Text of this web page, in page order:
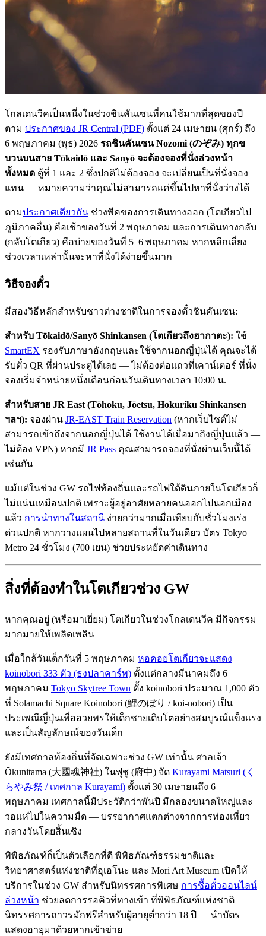
โกลเดนวีคเป็นหนึ่งในช่วงชินคันเซนที่คนใช้มากที่สุดของปี
ตาม ประกาศของ JR Central (PDF) ตั้งแต่ 24 เมษายน (ศุกร์) ถึง
6 พฤษภาคม (พุธ) 2026 รถชินคันเซน Nozomi (のぞみ) ทุกข
บวนบนสาย Tōkaidō และ Sanyō จะต้องจองที่นั่งล่วงหน้า
ทั้งหมด ตู้ที่ 1 และ 2 ซึ่งปกติไม่ต้องจอง จะเปลี่ยนเป็นที่นั่งจอง
แทน — หมายความว่าคุณไม่สามารถแค่ขึ้นไปหาที่นั่งว่างได้
ตามประกาศเดียวกัน ช่วงพีคของการเดินทางออก (โตเกียวไป
ภูมิภาคอื่น) คือเช้าของวันที่ 2 พฤษภาคม และการเดินทางกลับ
(กลับโตเกียว) คือบ่ายของวันที่ 5–6 พฤษภาคม หากหลีกเลี่ยง
ช่วงเวลาเหล่านั้นจะหาที่นั่งได้ง่ายขึ้นมาก
วิธีจองตั๋ว
มีสองวิธีหลักสำหรับชาวต่างชาติในการจองตั๋วชินคันเซน:
สำหรับ Tōkaidō/Sanyō Shinkansen (โตเกียวถึงฮากาตะ): ใช้
SmartEX รองรับภาษาอังกฤษและใช้จากนอกญี่ปุ่นได้ คุณจะได้
รับตั๋ว QR ที่ผ่านประตูได้เลย — ไม่ต้องต่อแถวที่เคาน์เตอร์ ที่นั่ง
จองเริ่มจำหน่ายหนึ่งเดือนก่อนวันเดินทางเวลา 10:00 น.
สำหรับสาย JR East (Tōhoku, Jōetsu, Hokuriku Shinkansen
ฯลฯ): จองผ่าน JR-EAST Train Reservation (หากเว็บไซต์ไม่
สามารถเข้าถึงจากนอกญี่ปุ่นได้ ใช้งานได้เมื่อมาถึงญี่ปุ่นแล้ว —
ไม่ต้อง VPN) หากมี JR Pass คุณสามารถจองที่นั่งผ่านเว็บนี้ได้
เช่นกัน
แม้แต่ในช่วง GW รถไฟท้องถิ่นและรถไฟใต้ดินภายในโตเกียวก็
ไม่แน่นเหมือนปกติ เพราะผู้อยู่อาศัยหลายคนออกไปนอกเมือง
แล้ว การนำทางในสถานี ง่ายกว่ามากเมื่อเทียบกับชั่วโมงเร่ง
ด่วนปกติ หากวางแผนไปหลายสถานที่ในวันเดียว บัตร Tokyo
Metro 24 ชั่วโมง (700 เยน) ช่วยประหยัดค่าเดินทาง
สิ่งที่ต้องทำในโตเกียวช่วง GW
หากคุณอยู่ (หรือมาเยี่ยม) โตเกียวในช่วงโกลเดนวีค มีกิจกรรม
มากมายให้เพลิดเพลิน
เมื่อใกล้วันเด็กวันที่ 5 พฤษภาคม หอคอยโตเกียวจะแสดง
koinobori 333 ตัว (ธงปลาคาร์พ) ตั้งแต่กลางมีนาคมถึง 6
พฤษภาคม Tokyo Skytree Town ตั้ง koinobori ประมาณ 1,000 ตัว
ที่ Solamachi Square Koinobori (鯉のぼり / koi-nobori) เป็น
ประเพณีญี่ปุ่นเพื่ออวยพรให้เด็กชายเติบโตอย่างสมบูรณ์แข็งแรง
และเป็นสัญลักษณ์ของวันเด็ก
ยังมีเทศกาลท้องถิ่นที่จัดเฉพาะช่วง GW เท่านั้น ศาลเจ้า
Ōkunitama (大國魂神社) ในฟุชู (府中) จัด Kurayami Matsuri (く
らやみ祭 / เทศกาล Kurayami) ตั้งแต่ 30 เมษายนถึง 6
พฤษภาคม เทศกาลนี้มีประวัติกว่าพันปี มีกลองขนาดใหญ่และ
วอแห่ไปในความมืด — บรรยากาศแตกต่างจากการท่องเที่ยว
กลางวันโดยสิ้นเชิง
พิพิธภัณฑ์ก็เป็นตัวเลือกที่ดี พิพิธภัณฑ์ธรรมชาติและ
วิทยาศาสตร์แห่งชาติที่อุเอโนะ และ Mori Art Museum เปิดให้
บริการในช่วง GW สำหรับนิทรรศการพิเศษ การซื้อตั๋วออนไลน์
ล่วงหน้า ช่วยลดการรอคิวที่ทางเข้า ที่พิพิธภัณฑ์แห่งชาติ
นิทรรศการถาวรมักฟรีสำหรับผู้อายุต่ำกว่า 18 ปี — นำบัตร
แสดงอายุมาด้วยหากเข้าข่าย